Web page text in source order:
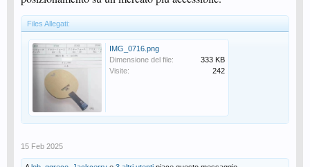
Files Allegati:
IMG_0716.png
Dimensione del file:
333 KB
Visite:
242
15 Feb 2025